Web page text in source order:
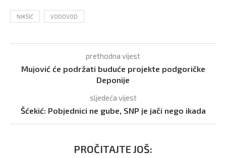
NIKŠIĆ VODOVOD
prethodna vijest
Mujović će podržati buduće projekte podgoričke
Deponije
sljedeća vijest
Šćekić: Pobjednici ne gube, SNP je jači nego ikada
PROČITAJTE JOŠ: